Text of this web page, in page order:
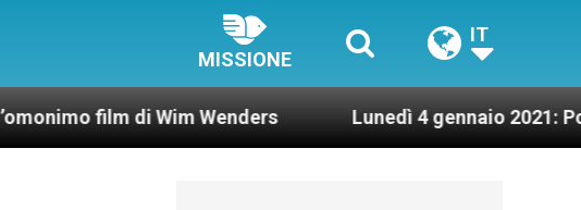
MISSIONE
IT
film di Wim Wenders Lunedì 4 gennaio 2021: